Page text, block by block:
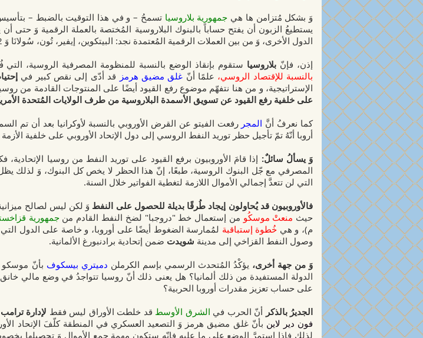
وَ بشكل مُتزامن ها هي جمهورية بلاروسياتسمحُ – و في هذا التوقيت بالضبط – بتأسيس
يستطيعُ الزبون أن يفتح حساباً بالبنوك البلاروسية المُختصة بالعملة الرقمية وَ
الدول الأخرى، وَ من بين العملات الرقمية المُعتمدة نجد: البيتكوين، إيفير، تُون، سُولانَا وَ 22 عُملة أخرى من القائمة.
إذن، فإنّ بلاروسيا ستقوم بإنقاذ الوضع بالنسبة للمنظومة المصرفية الروسية،
بالنسبة للإقتصاد الروسي، علمًا أنّ غلق مضيق هرمز قد أدّى إلى نقص كبير في
الإستراتيجية، و من هنا نتفهّم موضوع رفع القيود أيضًا على المنتوجات القادمة من
على خلفية رفع القيود عن تسويق الأسمدة البلاروسية من طرف الولايات المُتحدة
كما نعرفُ أنَّ المجررفعت الفيتو عن القرض الأوروبي بالنسبة لأوكرانيا بعد أن تم
أروبا أنّهُ تمّ تأجيل حظر توريد النفط الروسي إلى دول الإتحاد الأوروبي على خلفية
وَ يسألُ سائلٌ: إذا قامَ الأوروبيون برفع القيود على توريد النفط من روسيا
المصرفي مع جّل البنوك الروسية، طبعًا، إنّ هذا الحظر لا يخص كل البنوك، وَ لذلك
التي لن تتعدَّ إجمالي الأموال اللازمة لتغطية الفواتير خلال السنة.
فالأوروبيون قد يُحاولون إيجاد طُرقًا بديلة للحصول على النفط وَ لكن ليس لصالح
حيث منعتْ موسكُو من إستعمال خط "دروجبا" لضخ النفط القادم منجمهورية
م)، و هي خُطوة إستباقبة لمُمارسة الضغوط أيضًا على أوروبا، و خاصة على الدول التي
وصول النفط القزاخي إلى مدينة شويدت ضمن إتحادية برادنبورغ الألمانية.
وَ من جهة أخرى، يؤكْدُ المُتحدث الرسمي بإسم الكرملن دميتري بيسكوف بأنّ موسكو
الدولة المستفيدة من ذلك ألمانيا؟ هل يعنى ذلك أنّ روسيا تتواجدُ في وضع مالي
على حساب تعزيز مقدرات أوروبا الحربية؟
الجديرُ بالذكر أنّ الحرب في الشرق الأوسط قد خلطت الأوراق ليس فقط لإدارة ترامب
فون دير لاين بأنّ غلق مضيق هرمز وَ التصعيد العسكري في المنطقة كلّفَ الإتحاد
لذلك فإذا إستمرَّ الوضع على ما عليه فإنّه ستكون مهمة جمع الأموال وَ تحصيلها